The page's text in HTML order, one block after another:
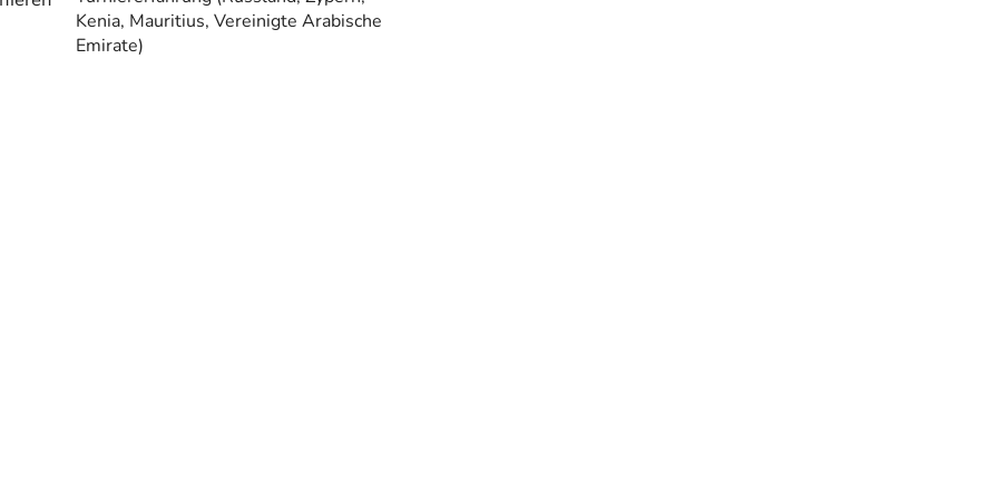
Kenia, Mauritius, Vereinigte Arabische
Emirate)